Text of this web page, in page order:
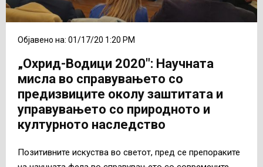
Објавено на: 01/17/20 1:20 PM
„Охрид-Водици 2020″: Научната
мисла во справувањето со
предизвиците околу заштитата и
управувањето со природното и
културното наследство
Позитивните искуства во светот, пред се препораките